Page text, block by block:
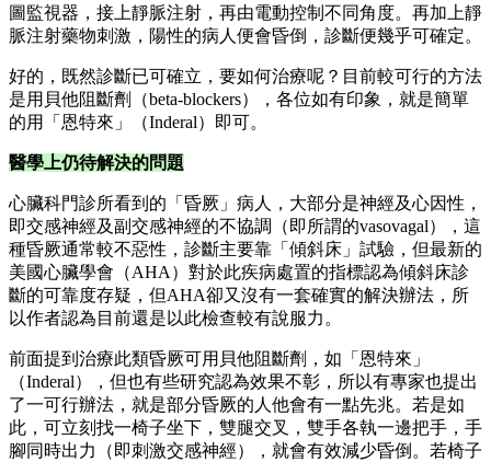
圖監視器，接上靜脈注射，再由電動控制不同角度。再加上靜
脈注射藥物刺激，陽性的病人便會昏倒，診斷便幾乎可確定。
好的，既然診斷已可確立，要如何治療呢？目前較可行的方法
是用貝他阻斷劑（beta-blockers），各位如有印象，就是簡單
的用「恩特來」（Inderal）即可。
醫學上仍待解決的問題
心臟科門診所看到的「昏厥」病人，大部分是神經及心因性，
即交感神經及副交感神經的不協調（即所謂的vasovagal），這
種昏厥通常較不惡性，診斷主要靠「傾斜床」試驗，但最新的
美國心臟學會（AHA）對於此疾病處置的指標認為傾斜床診
斷的可靠度存疑，但AHA卻又沒有一套確實的解決辦法，所
以作者認為目前還是以此檢查較有說服力。
前面提到治療此類昏厥可用貝他阻斷劑，如「恩特來」
（Inderal），但也有些研究認為效果不彰，所以有專家也提出
了一可行辦法，就是部分昏厥的人他會有一點先兆。若是如
此，可立刻找一椅子坐下，雙腿交叉，雙手各執一邊把手，手
腳同時出力（即刺激交感神經），就會有效減少昏倒。若椅子